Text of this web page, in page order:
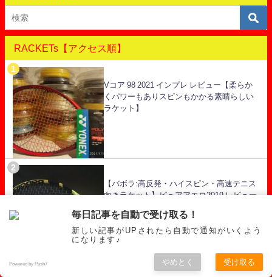
RACKETs【アクセス順】
Vコア 98 2021 インプレ レビュー【柔らか
くパワーもありスピンもかかる素晴らしい
ラケット】
【バボラ:高反発・ハイスピン・高速テニス
向きラケット】ピュアアエロ2019 レビュー
毎日記事を自動で受け取る！
新しい記事がUPされたら自動で通知がいくよう
になります♪
Powered by Push7 やめとく 受け取る